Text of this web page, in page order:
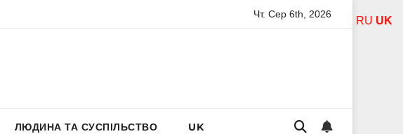
все Адель Асанті: від порнозірки до співачки з хітами на радіо
Чт. Сер 6th, 2026
ЛЮДИНА ТА СУСПІЛЬСТВО UK
RU UK